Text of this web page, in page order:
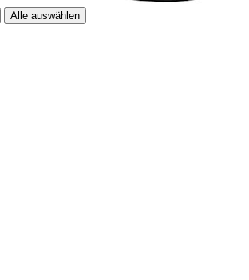
Alle auswählen